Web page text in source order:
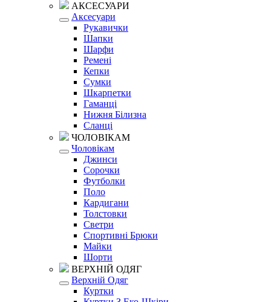
АКСЕСУАРИ
Аксесуари
Рукавички
Шапки
Шарфи
Ремені
Кепки
Сумки
Шкарпетки
Гаманці
Нижня Білизна
Сланці
ЧОЛОВІКАМ
Чоловікам
Джинси
Сорочки
Футболки
Поло
Кардигани
Толстовки
Светри
Спортивні Брюки
Майки
Шорти
ВЕРХНІЙ ОДЯГ
Верхній Одяг
Куртки